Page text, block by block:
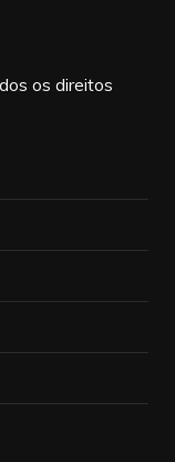
os direitos